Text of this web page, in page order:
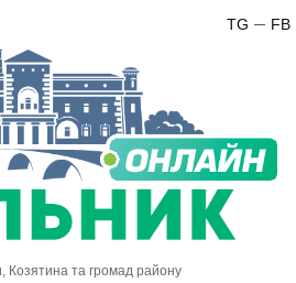
FB
TG
Козятина та громад району